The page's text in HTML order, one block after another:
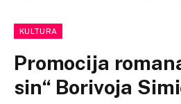
KULTURA
Promocija
sin“ Borivoja